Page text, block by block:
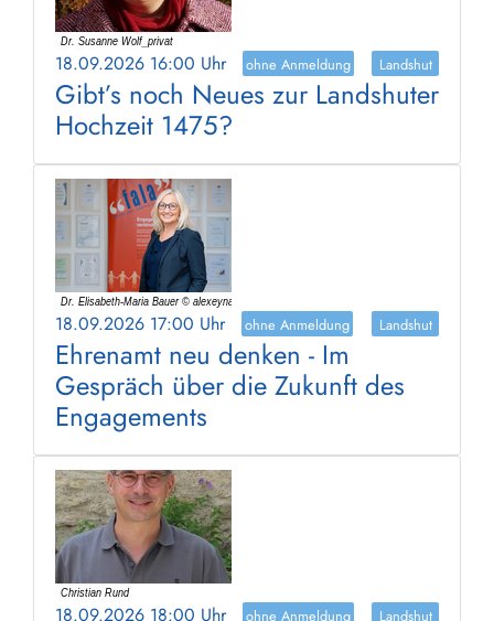
18.09.2026 16:00 Uhr ohne Anmeldung Landshut
Gibt’s noch Neues zur Landshuter
Hochzeit 1475?
18.09.2026 17:00 Uhr ohne Anmeldung Landshut
Ehrenamt neu denken - Im
Gespräch über die Zukunft des
Engagements
18.09.2026 18:00 Uhr ohne Anmeldung Landshut